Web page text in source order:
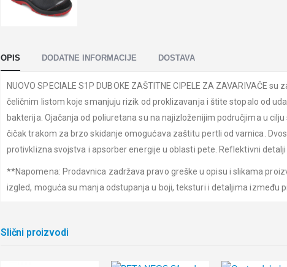
OPIS DODATNE INFORMACIJE DOSTAVA
NUOVO SPECIALE S1P DUBOKE ZAŠTITNE CIPELE ZA ZAVARIVAČE
čeličnim listom koje smanjuju rizik od proklizavanja i štite stopalo od
bakterija. Ojačanja od poliuretana su na najizloženijim područjima u
čičak trakom za brzo skidanje omogućava zaštitu pertli od varnica.
protivklizna svojstva i apsorber energije u oblasti pete. Reflektivni detalji
**Napomena: Prodavnica zadržava pravo greške u opisu i slikama
izgled, moguća su manja odstupanja u boji, teksturi i detaljima između
Slični proizvodi